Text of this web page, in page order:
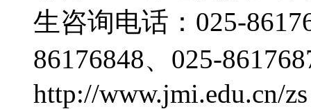
生咨询电话：025-
86176848、025-
http://www.jmi.edu.cn/